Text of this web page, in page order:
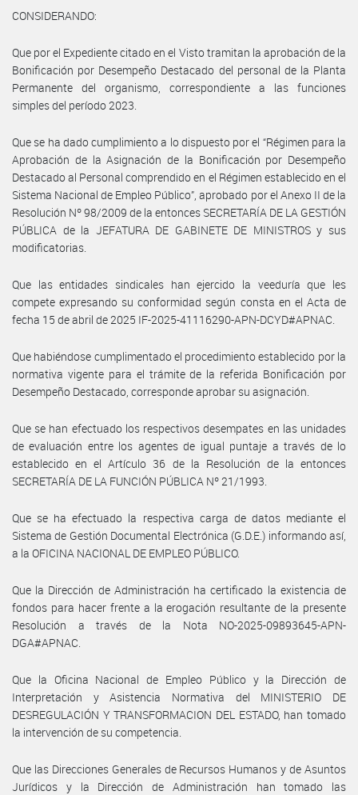
CONSIDERANDO:
Que por el Expediente citado en el Visto tramitan la aprobación de la
Bonificación por Desempeño Destacado del personal de la Planta
Permanente del organismo, correspondiente a las funciones
simples del período 2023.
Que se ha dado cumplimiento a lo dispuesto por el “Régimen para la
Aprobación de la Asignación de la Bonificación por Desempeño
Destacado al Personal comprendido en el Régimen establecido en el
Sistema Nacional de Empleo Público”, aprobado por el Anexo II de la
Resolución Nº 98/2009 de la entonces SECRETARÍA DE LA GESTIÓN
PÚBLICA de la JEFATURA DE GABINETE DE MINISTROS y sus
modificatorias.
Que las entidades sindicales han ejercido la veeduría que les
compete expresando su conformidad según consta en el Acta de
fecha 15 de abril de 2025 IF-2025-41116290-APN-DCYD#APNAC.
Que habiéndose cumplimentado el procedimiento establecido por la
normativa vigente para el trámite de la referida Bonificación por
Desempeño Destacado, corresponde aprobar su asignación.
Que se han efectuado los respectivos desempates en las unidades
de evaluación entre los agentes de igual puntaje a través de lo
establecido en el Artículo 36 de la Resolución de la entonces
SECRETARÍA DE LA FUNCIÓN PÚBLICA Nº 21/1993.
Que se ha efectuado la respectiva carga de datos mediante el
Sistema de Gestión Documental Electrónica (G.D.E.) informando así,
a la OFICINA NACIONAL DE EMPLEO PÚBLICO.
Que la Dirección de Administración ha certificado la existencia de
fondos para hacer frente a la erogación resultante de la presente
Resolución a través de la Nota NO-2025-09893645-APN-
DGA#APNAC.
Que la Oficina Nacional de Empleo Público y la Dirección de
Interpretación y Asistencia Normativa del MINISTERIO DE
DESREGULACIÓN Y TRANSFORMACION DEL ESTADO, han tomado
la intervención de su competencia.
Que las Direcciones Generales de Recursos Humanos y de Asuntos
Jurídicos y la Dirección de Administración han tomado las